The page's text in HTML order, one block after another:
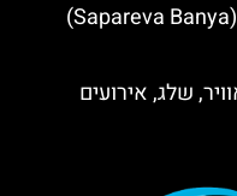
בריכות תרמיות בספארבה בניה (Sapareva Banya)
שלג, אירועים